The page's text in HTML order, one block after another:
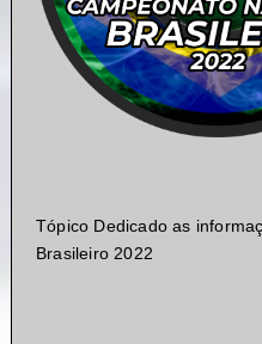
Tópico Dedicado as
Brasileiro 2022